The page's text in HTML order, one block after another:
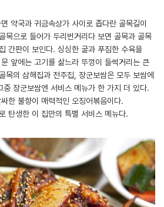
약국과 귀금속상가 사이로 좁다란 골목길이
목으로 들어가 두리번거리다 보면 골목과 골목
간판이 보인다. 싱싱한 굴과 푸짐한 수육을
앞에는 고기를 삶느라 뚜껑이 들썩거리는 큰
목의 삼해집과 전주집, 장군보쌈은 모두 보쌈에
장군보쌈엔 서비스 메뉴가 한 가지 더 있다.
한 불향이 매력적인 오징어볶음이다.
탄생한 이 집만의 특별 서비스 메뉴다.